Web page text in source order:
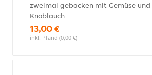
zweimal gebacken mit Gemüse und
Knoblauch
13,00 €
inkl. Pfand (0,00 €)